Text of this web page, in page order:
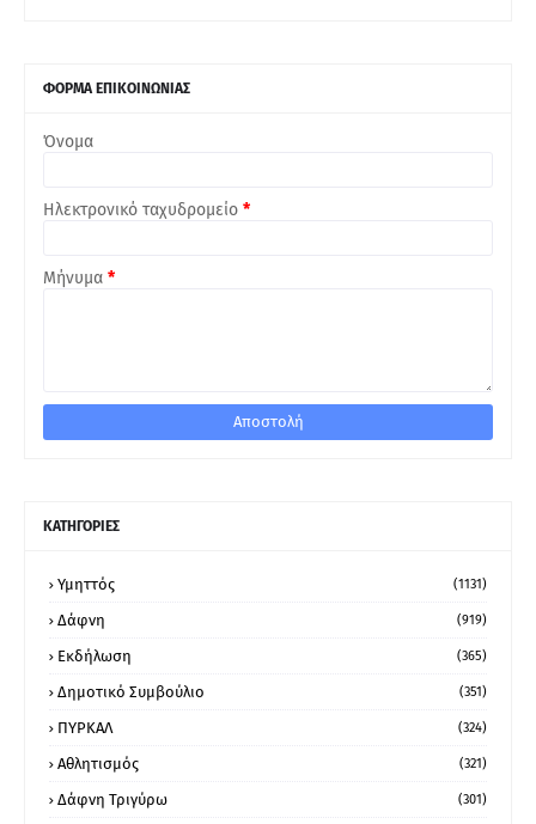
ΦΟΡΜΑ ΕΠΙΚΟΙΝΩΝΙΑΣ
Όνομα
Ηλεκτρονικό ταχυδρομείο *
Μήνυμα *
ΚΑΤΗΓΟΡΙΕΣ
Υμηττός (1131)
Δάφνη (919)
Εκδήλωση (365)
Δημοτικό Συμβούλιο (351)
ΠΥΡΚΑΛ (324)
Αθλητισμός (321)
Δάφνη Τριγύρω (301)